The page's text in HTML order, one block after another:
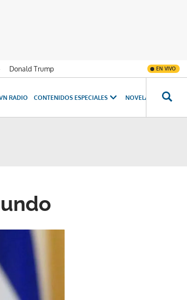
Donald Trump EN VIVO
RADIO CONTENIDOS ESPECIALES NOVELAS